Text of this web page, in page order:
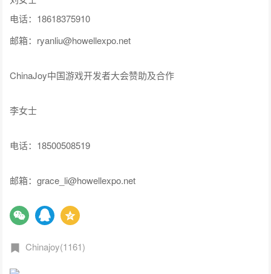
电话：18618375910
邮箱：ryanliu@howellexpo.net
ChinaJoy中国游戏开发者大会赞助及合作
李女士
电话：18500508519
邮箱：grace_li@howellexpo.net
Chinajoy(1161)